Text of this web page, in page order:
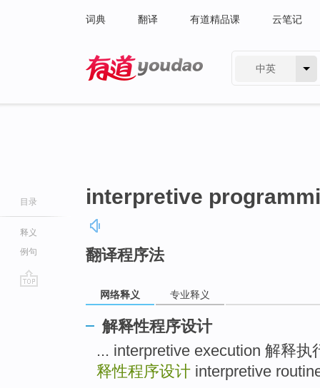
词典 翻译 有道精品课 云笔记
中英
目录
释义
例句
interpretive
翻译程序法
网络释义 专业释义
解释性程序设计
... interpretive execution 解释执
释性程序设计 interpretive